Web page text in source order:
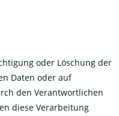
oder Löschung der
Daten oder auf
den Verantwortlichen
diese Verarbeitung